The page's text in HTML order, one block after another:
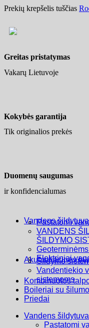
Prekių krepšelis tuščias
Greitas pristatymas
Vakarų Lietuvoje
Kokybės garantija
Tik originalios prekės
Duomenų saugumas
ir konfidencialumas
Vandens
Pastatomi
VANDENS
ŠILDYMO
Elektriniai
Akumuliacinės
Šildymo
Vandentiekio
sistemoms
Kombinuotos
Boileriai su
Priedai
Vandens
Pastatomi